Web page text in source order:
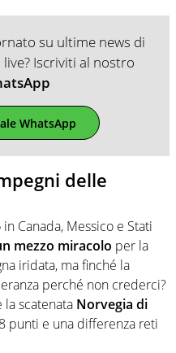
su ultime news di
Iscriviti al nostro
WhatsApp
delle
in Canada, Messico e Stati
mezzo miracolo per la
iridata, ma finché la
perché non crederci?
la scatenata Norvegia di
punti e una differenza reti